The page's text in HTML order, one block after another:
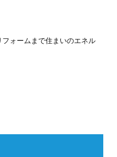
ォームまで住まいのエネル